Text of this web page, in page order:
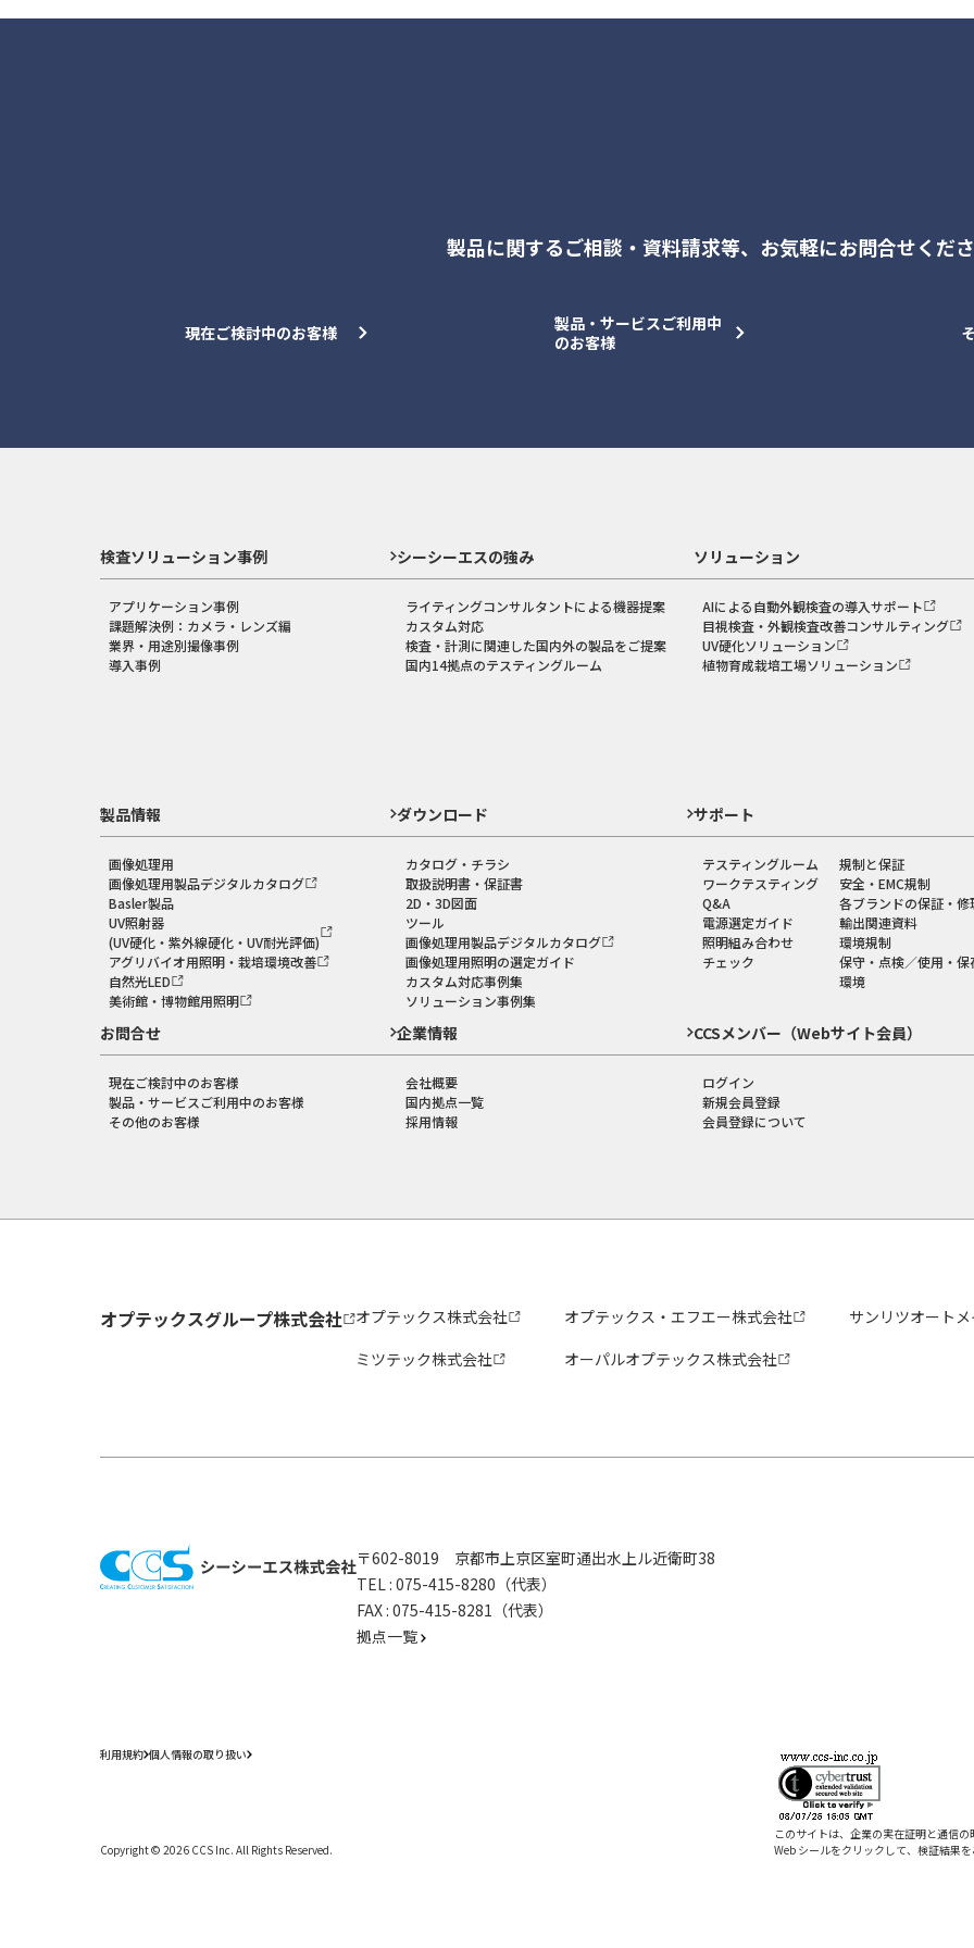
製品に関するご相談・資料請求等、 お気軽にお問合せくださ
現在ご検討中のお客様
製品・サービスご利用中
のお客様
検査ソリューション事例
アプリケーション事例
課題解決例：カメラ・レンズ編
業界・用途別撮像事例
導入事例
シーシーエスの強み
ライティングコンサルタントによる機器提案
カスタム対応
検査・計測に関連した国内外の製品をご提案
国内14拠点のテスティングルーム
ソリューション
AIによる自動外観検査の導入サポート
目視検査・外観検査改善コンサルティング
UV硬化ソリューション
植物育成栽培工場ソリューション
製品情報
画像処理用
画像処理用製品デジタルカタログ
Basler製品
UV照射器
(UV硬化・紫外線硬化・UV耐光評価)
アグリバイオ用照明・栽培環境改善
自然光LED
美術館・博物館用照明
ダウンロード
カタログ・チラシ
取扱説明書・保証書
2D・3D図面
ツール
画像処理用製品デジタルカタログ
画像処理用照明の選定ガイド
カスタム対応事例集
ソリューション事例集
サポート
テスティングルーム
ワークテスティング
Q&A
電源選定ガイド
照明組み合わせ
チェック
規制と保証
安全・EMC規制
各ブランドの保証・修
輸出関連資料
環境規制
保守・点検／使用・保
環境
お問合せ
現在ご検討中のお客様
製品・サービスご利用中のお客様
その他のお客様
企業情報
会社概要
国内拠点一覧
採用情報
CCSメンバー（Webサイト会員）
ログイン
新規会員登録
会員登録について
オプテックスグループ株式会社 オプテックス株式会社 オプテックス・エフエー株式会社
サンリツオート
ミツテック株式会社
オーパルオプテックス株式会社
〒602-8019 京都市上京区室町通出水上ル近衛町38
TEL : 075-415-8280（代表）
FAX : 075-415-8281（代表）
拠点一覧
利用規約 個人情報の取り扱い
Copyright © 2026 CCS Inc. All Rights Reserved.
このサイトは、企業の実在証明と通信
Web シールをクリックして、検証結果を